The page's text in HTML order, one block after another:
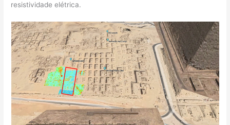
resistividade elétrica.